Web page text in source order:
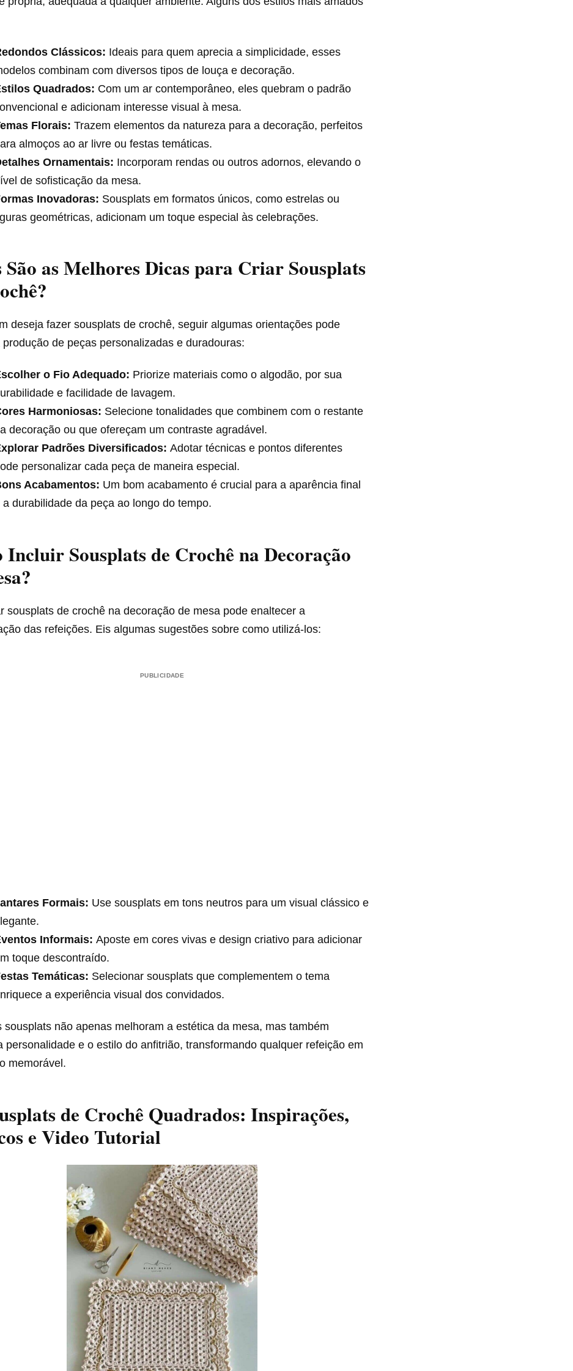
Clássicos: Ideais para quem aprecia a simplicidade, esses
combinam com diversos tipos de louça e decoração.
Quadrados: Com um ar contemporâneo, eles quebram o padrão
e adicionam interesse visual à mesa.
Florais: Trazem elementos da natureza para a decoração, perfeitos
almoços ao ar livre ou festas temáticas.
Ornamentais: Incorporam rendas ou outros adornos, elevando o
de sofisticação da mesa.
Inovadoras: Sousplats em formatos únicos, como estrelas ou
geométricas, adicionam um toque especial às celebrações.
São as Melhores Dicas para Criar Sousplats
deseja fazer sousplats de crochê, seguir algumas orientações pode
de peças personalizadas e duradouras:
o Fio Adequado: Priorize materiais como o algodão, por sua
e facilidade de lavagem.
Harmoniosas: Selecione tonalidades que combinem com o restante
decoração ou que ofereçam um contraste agradável.
Padrões Diversificados: Adotar técnicas e pontos diferentes
personalizar cada peça de maneira especial.
Acabamentos: Um bom acabamento é crucial para a aparência final
a durabilidade da peça ao longo do tempo.
Incluir Sousplats de Crochê na Decoração
sousplats de crochê na decoração de mesa pode enaltecer a
das refeições. Eis algumas sugestões sobre como utilizá-los:
PUBLICIDADE
Formais: Use sousplats em tons neutros para um visual clássico e
Informais: Aposte em cores vivas e design criativo para adicionar
toque descontraído.
Temáticas: Selecionar sousplats que complementem o tema
a experiência visual dos convidados.
sousplats não apenas melhoram a estética da mesa, mas também
personalidade e o estilo do anfitrião, transformando qualquer refeição em
memorável.
de Crochê Quadrados: Inspirações,
e Video Tutorial